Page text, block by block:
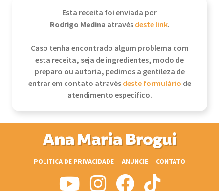
Esta receita foi enviada por
Rodrigo Medina atravésdeste link.
Caso tenha encontrado algum problema com
esta receita, seja de ingredientes, modo de
preparo ou autoria, pedimos a gentileza de
entrar em contato atravésdeste formulário de
atendimento específico.
Ana Maria Brogui
POLITICA DE PRIVACIDADE ANUNCIE CONTATO